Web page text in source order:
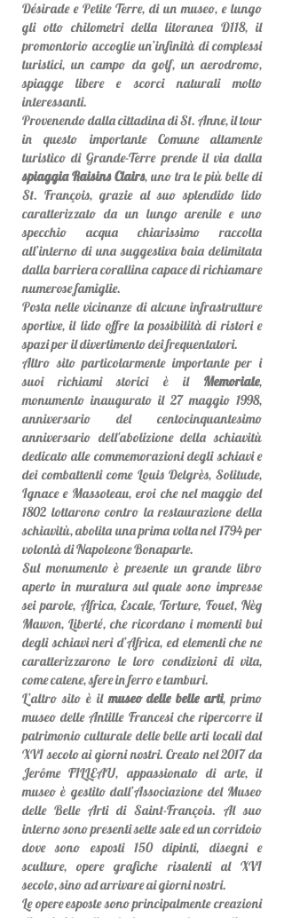
Désirade e Petite Terre, di un museo, e lungo
gli otto chilometri della litoranea D118, il
promontorio accoglie un’infinità di complessi
turistici, un campo da golf, un aerodromo,
spiagge libere e scorci naturali molto
interessanti.
Provenendo dalla cittadina di St. Anne, il tour
in questo importante Comune altamente
turistico di Grande-Terre prende il via dalla
spiaggia Raisins Clairs, uno tra le più belle di
St. François, grazie al suo splendido lido
caratterizzato da un lungo arenile e uno
specchio acqua chiarissimo raccolta
all’interno di una suggestiva baia delimitata
dalla barriera corallina capace di richiamare
numerose famiglie.
Posta nelle vicinanze di alcune infrastrutture
sportive, il lido offre la possibilità di ristori e
spazi per il divertimento dei frequentatori.
Altro sito particolarmente importante per i
suoi richiami storici è il Memoriale,
monumento inaugurato il 27 maggio 1998,
anniversario del centocinquantesimo
anniversario dell'abolizione della schiavitù
dedicato alle commemorazioni degli schiavi e
dei combattenti come Louis Delgrès, Solitude,
Ignace e Massoteau, eroi che nel maggio del
1802 lottarono contro la restaurazione della
schiavitù, abolita una prima volta nel 1794 per
volontà di Napoleone Bonaparte.
Sul monumento è presente un grande libro
aperto in muratura sul quale sono impresse
sei parole, Africa, Escale, Torture, Fouet, Nèg
Mawon, Liberté, che ricordano i momenti bui
degli schiavi neri d’Africa, ed elementi che ne
caratterizzarono le loro condizioni di vita,
come catene, sfere in ferro e tamburi.
L’altro sito è ilmuseo delle belle arti, primo
museo delle Antille Francesi che ripercorre il
patrimonio culturale delle belle arti locali dal
XVI secolo ai giorni nostri. Creato nel 2017 da
Jerôme FILLEAU, appassionato di arte, il
museo è gestito dall’Associazione del Museo
delle Belle Arti di Saint-François. Al suo
interno sono presenti sette sale ed un corridoio
dove sono esposti 150 dipinti, disegni e
sculture, opere grafiche risalenti al XVI
secolo, sino ad arrivare ai giorni nostri.
Le opere esposte sono principalmente creazioni